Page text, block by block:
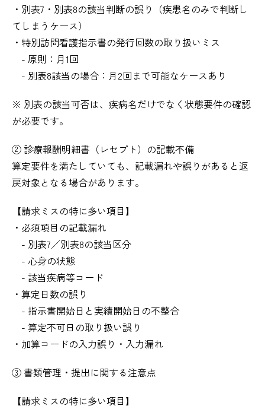
・別表7・別表8の該当判断の誤り（疾患名のみで判断し
てしまうケース）
・特別訪問看護指示書の発行回数の取り扱いミス
- 原則：月1回
- 別表8該当の場合：月2回まで可能なケースあり
※ 別表の該当可否は、疾病名だけでなく状態要件の確認
が必要です。
② 診療報酬明細書（レセプト）の記載不備
算定要件を満たしていても、記載漏れや誤りがあると返
戻対象となる場合があります。
【請求ミスの特に多い項目】
・必須項目の記載漏れ
- 別表7／別表8の該当区分
- 心身の状態
- 該当疾病等コード
・算定日数の誤り
- 指示書開始日と実績開始日の不整合
- 算定不可日の取り扱い誤り
・加算コードの入力誤り・入力漏れ
③ 書類管理・提出に関する注意点
【請求ミスの特に多い項目】